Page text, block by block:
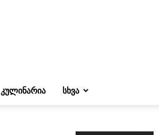
ᲙᲣᲚᲘᲜᲐᲠᲘᲐ ᲡᲮᲕᲐ